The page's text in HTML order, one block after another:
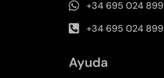
+34 695 024 899
+34 695 024 899
Ayuda